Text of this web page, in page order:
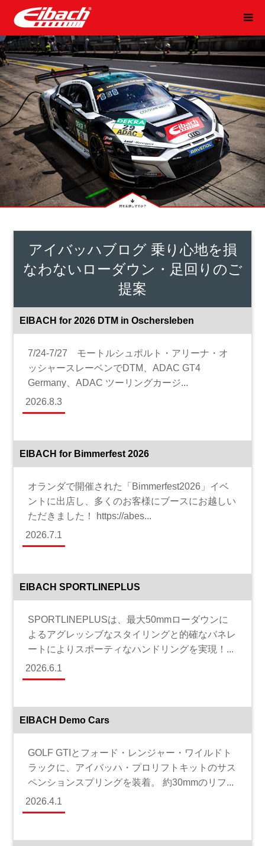
2 3
アイバッハブログ 乗り心地を損
なわないローダウン・足回りのご
提案
EIBACH for 2026 DTM in Oschersleben
7/24-7/27 モートルシュポルト・アリーナ・オ
ッシャースレーベンでDTM、ADAC GT4
Germany、ADAC ツーリングカージ...
2026.8.3
EIBACH for Bimmerfest 2026
オランダで開催された「Bimmerfest2026」イベ
ントに出店し、多くのお客様にブースにお越しい
ただきました！ https://abes...
2026.7.1
EIBACH SPORTLINEPLUS
SPORTLINEPLUSは、最大50mmローダウンに
よるアグレッシブなスタイリングと的確なバネレ
ートによりスポーティなハンドリングを実現！...
2026.6.1
EIBACH Demo Cars
GOLF GTIとフォード・レンジャー・ワイルドト
ラックに、アイバッハ・プロリフトキットのサス
ペンションスプリングを装着。 約30mmのリフ...
2026.4.1